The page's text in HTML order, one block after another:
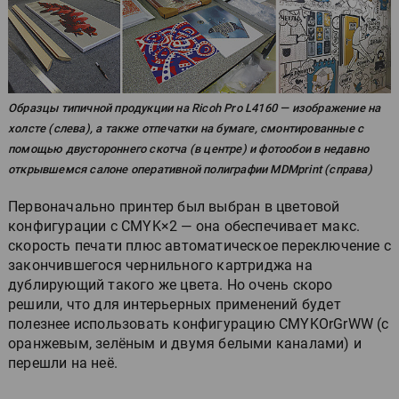
Образцы типичной продукции на Ricoh Pro L4160 — изображение на
холсте (слева), а также отпечатки на бумаге, смонтированные с
помощью двустороннего скотча (в центре) и фотообои в недавно
открывшемся салоне оперативной полиграфии MDMprint (справа)
Первоначально принтер был выбран в цветовой
конфигурации с CMYK×2 — она обеспечивает макс.
скорость печати плюс автоматическое переключение с
закончившегося чернильного картриджа на
дублирующий такого же цвета. Но очень скоро
решили, что для интерьерных применений будет
полезнее использовать конфигурацию CMYKOrGrWW (с
оранжевым, зелёным и двумя белыми каналами) и
перешли на неё.